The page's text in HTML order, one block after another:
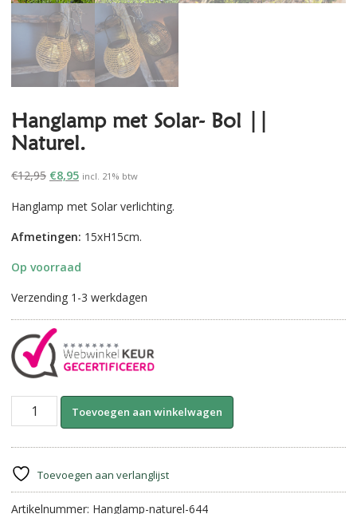
Hanglamp met Solar- Bol ||
Naturel.
€12,95 Oorspronkelijke
was:
€8,95Huidige
is:
incl. 21% btw
Hanglamp met Solar verlichting.
Afmetingen: 15xH15cm.
Op voorraad
Verzending 1-3 werkdagen
Hanglamp
||
Naturel.
aantal
Toevoegen aan winkelwagen
n
Toevoegen aan verlanglijst
Artikelnummer: Hanglamp-naturel-644